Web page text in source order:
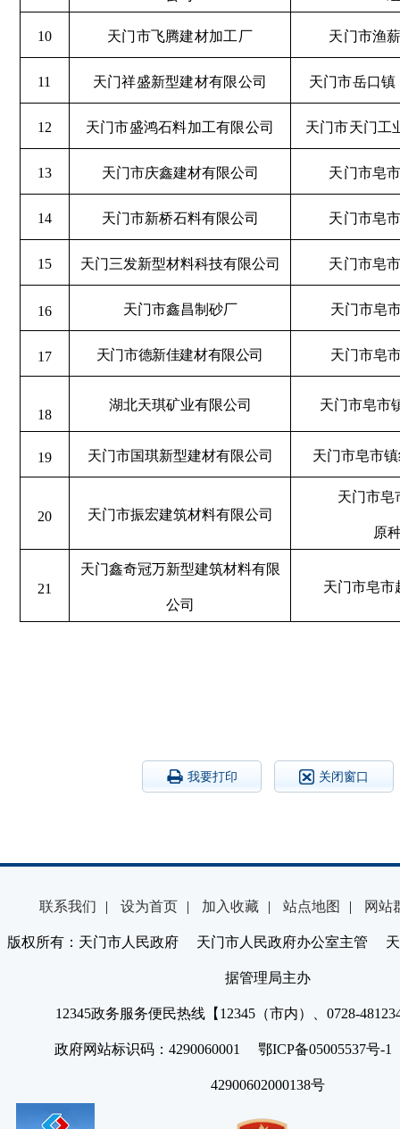
10 天门市飞腾建材加工厂 天门市渔
11 天门祥盛新型建材有限公司 天门市岳口
12 天门市盛鸿石料加工有限公司 天门市天门工
13 天门市庆鑫建材有限公司 天门市皂
14 天门市新桥石料有限公司 天门市皂
15 天门三发新型材料科技有限公司 天门市皂
16 天门市鑫昌制砂厂 天门市皂
17 天门市德新佳建材有限公司 天门市皂
18
湖北天琪矿业有限公司 天门市皂市
19 天门市国琪新型建材有限公司 天门市皂市
20 天门市振宏建筑材料有限公司
天门市皂
原
21
天门鑫奇冠万新型建筑材料有限
公司
天门市皂市
我要打印 关闭窗口
联系我们 | 设为首页 | 加入收藏 | 站点地图 | 网站
版权所有：天门市人民政府 天门市人民政府办公室主管 天
据管理局主办
12345政务服务便民热线【12345（市内）、0728-
政府网站标识码：4290060001 鄂ICP备05005537号
42900602000138号